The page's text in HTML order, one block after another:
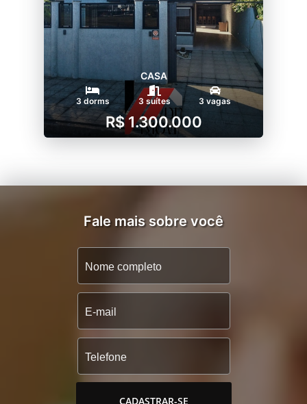
CASA
3 dorms 3 suítes 3 vagas
R$ 1.300.000
Fale mais sobre você
CADASTRAR-SE